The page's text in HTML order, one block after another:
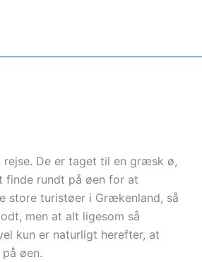
rejse. De er taget til en græsk ø,
finde rundt på øen for at
store turistøer i Grækenland, så
men at alt ligesom så
kun er naturligt herefter, at
øen.